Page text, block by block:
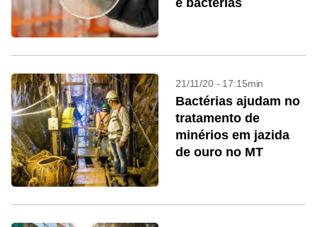
e bactérias
21/11/20 - 17:15min
Bactérias ajudam no
tratamento de
minérios em jazida
de ouro no MT